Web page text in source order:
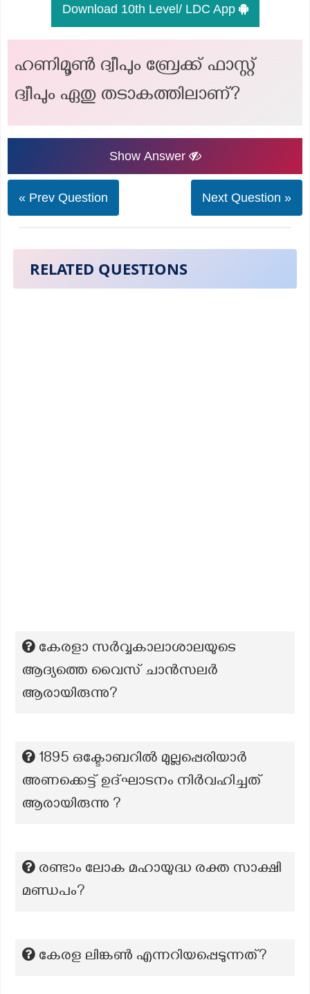
Download 10th Level/ LDC App
ഹണിമൂൺ ദ്വീപും ബ്രേക്ക് ഫാസ്റ്റ്
ദ്വീപും ഏതു തടാകത്തിലാണ്?
Show Answer
« Prev Question Next Question »
RELATED QUESTIONS
കേരളാ സര്‍വ്വകാലാശാലയുടെ
ആദ്യത്തെ വൈസ് ചാന്‍സലര്‍
ആരായിരുന്നു?
1895 ഒക്ടോബറിൽ മുല്ലപ്പെരിയാർ
അണക്കെട്ട് ഉദ്ഘാടനം നിർവഹിച്ചത്
ആരായിരുന്നു ?
രണ്ടാം ലോക മഹായുദ്ധ രക്ത സാക്ഷി
മണ്ഡപം?
കേരള ലിങ്കൺ എന്നറിയപ്പെടുന്നത്?